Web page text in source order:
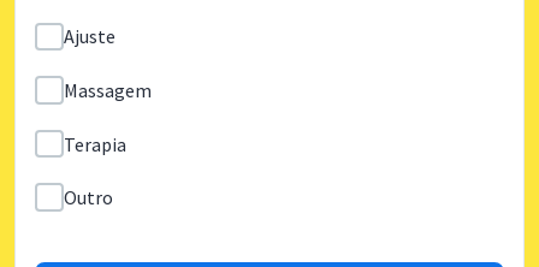
Ajuste
Massagem
Terapia
Outro